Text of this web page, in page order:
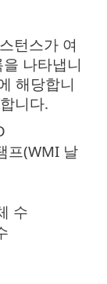
턴스가 여
나타냅니
해당합니
니다.
프(WMI 날
수